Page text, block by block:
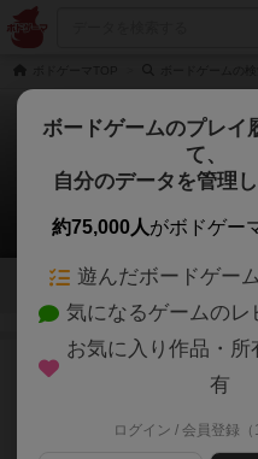
神さま日本
3
7 3
プレイ/実況
【如月ささらと今日
ございます 解説＆
ボードゲームのプレイ
て、
自分のデータを管理
約75,000人がボドゲー
遊んだボードゲー
気になるゲームのレ
お気に入り作品・所
有
ログイン / 会員登録（